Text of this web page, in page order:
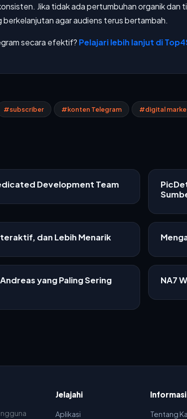
Jika tidak ada pertumbuhan organik
agar audiens terus bertambah.
secara efektif? Pelajari lebih lanjut di
#subscriber #konten Telegram #digital
Development Team
dan Lebih Menarik
yang Paling Sering
NA7
Jelajahi
Aplikasi
Informasi
Tentang